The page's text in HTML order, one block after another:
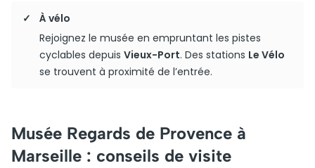
À vélo
Rejoignez le musée en empruntant les pistes
cyclables depuis Vieux-Port. Des stations Le Vélo
se trouvent à proximité de l’entrée.
Musée Regards de Provence à
Marseille : conseils de visite